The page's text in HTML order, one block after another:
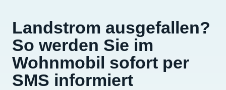
Landstrom ausgefallen?
So werden Sie im
Wohnmobil sofort per
SMS informiert